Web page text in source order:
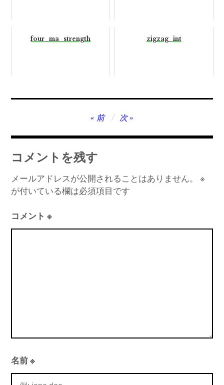
four_ma_strength zigzag_int
稿
ナ
ビ
ゲ
ー
シ
ョ
前 次
コメントを残す
メールアドレスが公開されることはありません。
※
が付いている欄は必須項目です
コメント※
名前※